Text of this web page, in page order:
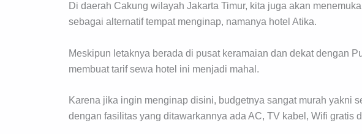
Di daerah Cakung wilayah Jakarta Timur, kita juga akan
sebagai alternatif tempat menginap, namanya hotel Atika.
Meskipun letaknya berada di pusat keramaian dan dekat dengan
membuat tarif sewa hotel ini menjadi mahal.
Karena jika ingin menginap disini, budgetnya sangat murah yakni
dengan fasilitas yang ditawarkannya ada AC, TV kabel, Wifi gratis